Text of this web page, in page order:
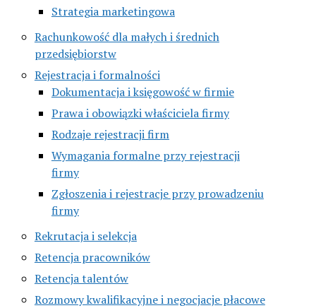
Strategia marketingowa
Rachunkowość dla małych i średnich
przedsiębiorstw
Rejestracja i formalności
Dokumentacja i księgowość w firmie
Prawa i obowiązki właściciela firmy
Rodzaje rejestracji firm
Wymagania formalne przy rejestracji
firmy
Zgłoszenia i rejestracje przy prowadzeniu
firmy
Rekrutacja i selekcja
Retencja pracowników
Retencja talentów
Rozmowy kwalifikacyjne i negocjacje płacowe